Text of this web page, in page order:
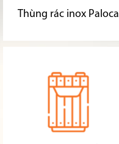
Thùng rác inox Paloca